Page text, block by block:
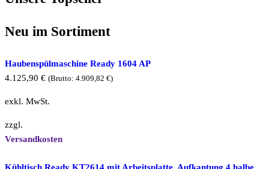
Neu im Sortiment
Haubenspülmaschine Ready 1604 AP
4.125,90 € (Brutto: 4.909,82 €)
exkl. MwSt.
zzgl.
Versandkosten
Kühltisch Ready KT2614 mit Arbeitsplatte, Aufkantung 4 halbe